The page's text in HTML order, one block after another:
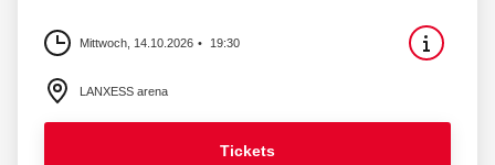
Mittwoch, 14.10.2026 19:30
LANXESS arena
Tickets